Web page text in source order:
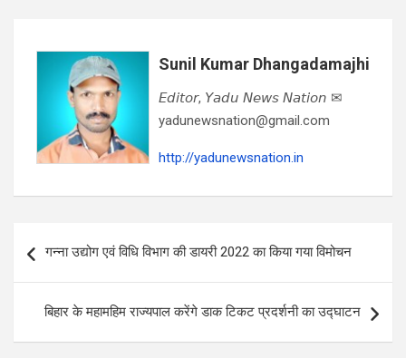
Sunil Kumar Dhangadamajhi
𝘌𝘥𝘪𝘵𝘰𝘳, 𝘠𝘢𝘥𝘶 𝘕𝘦𝘸𝘴 𝘕𝘢𝘵𝘪𝘰𝘯 ✉
yadunewsnation@gmail.com
http://yadunewsnation.in
navigation
गन्ना उद्योग एवं विधि विभाग की डायरी 2022 का किया गया विमोचन
बिहार के महामहिम राज्यपाल करेंगे डाक टिकट प्रदर्शनी का उद्घाटन